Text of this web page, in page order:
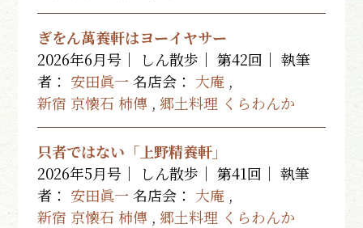
ぎをん萬養軒はヨーイヤサー
2026年6月号｜ しん散歩｜ 第42回｜執筆
者： 安田眞一 名店会： 大庵 ,
新宿 京懐石 柿傳 ,郷土料理 くらわんか
只者ではない「上野精養軒」
2026年5月号｜ しん散歩｜ 第41回｜執筆
者： 安田眞一 名店会： 大庵 ,
新宿 京懐石 柿傳 ,郷土料理 くらわんか